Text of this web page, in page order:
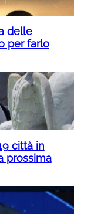
delle
per farlo
città in
prossima